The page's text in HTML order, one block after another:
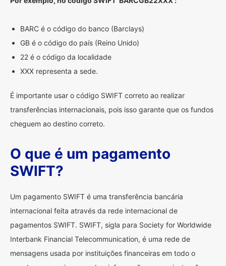
BARC é o código do banco (Barclays)
GB é o código do país (Reino Unido)
22 é o código da localidade
XXX representa a sede.
É importante usar o código SWIFT correto ao realizar
transferências internacionais, pois isso garante que os fundos
cheguem ao destino correto.
O que é um pagamento
SWIFT?
Um pagamento SWIFT é uma transferência bancária
internacional feita através da rede internacional de
pagamentos SWIFT. SWIFT, sigla para Society for Worldwide
Interbank Financial Telecommunication, é uma rede de
mensagens usada por instituições financeiras em todo o